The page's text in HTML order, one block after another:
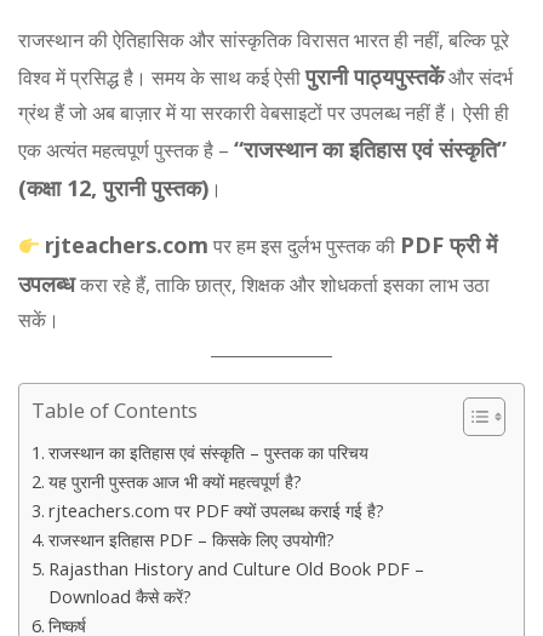
राजस्थान की ऐतिहासिक और सांस्कृतिक विरासत भारत ही नहीं, बल्कि पूरे
विश्व में प्रसिद्ध है। समय के साथ कई ऐसीपुरानी पाठ्यपुस्तकेंऔर संदर्भ
ग्रंथ हैं जो अब बाज़ार में या सरकारी वेबसाइटों पर उपलब्ध नहीं हैं। ऐसी ही
एक अत्यंत महत्वपूर्ण पुस्तक है – “राजस्थान का इतिहास एवं संस्कृति”
(कक्षा 12, पुरानी पुस्तक) ।
rjteachers.com पर हम इस दुर्लभ पुस्तक की PDF फ्री में
उपलब्धकरा रहे हैं, ताकि छात्र, शिक्षक और शोधकर्ता इसका लाभ उठा
सकें।
Table of Contents
राजस्थान का इतिहास एवं संस्कृति – पुस्तक का परिचय
यह पुरानी पुस्तक आज भी क्यों महत्वपूर्ण है?
rjteachers.com पर PDF क्यों उपलब्ध कराई गई है?
राजस्थान इतिहास PDF – किसके लिए उपयोगी?
Rajasthan History and Culture Old Book PDF –
Download कैसे करें?
निष्कर्ष